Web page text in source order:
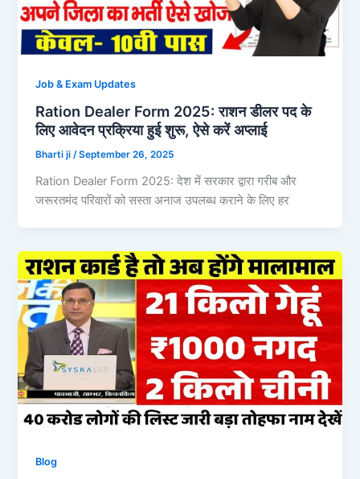
Job & Exam Updates
Ration Dealer Form 2025: राशन डीलर पद के
लिए आवेदन प्रक्रिया हुई शुरू, ऐसे करें अप्लाई
Bharti ji/September 26, 2025
Ration Dealer Form 2025: देश में सरकार द्वारा गरीब और
जरूरतमंद परिवारों को सस्ता अनाज उपलब्ध कराने के लिए हर
Blog